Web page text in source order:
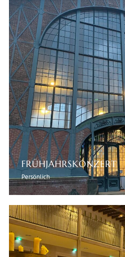
FRÜHJAHRSKONZERT
Persönlich